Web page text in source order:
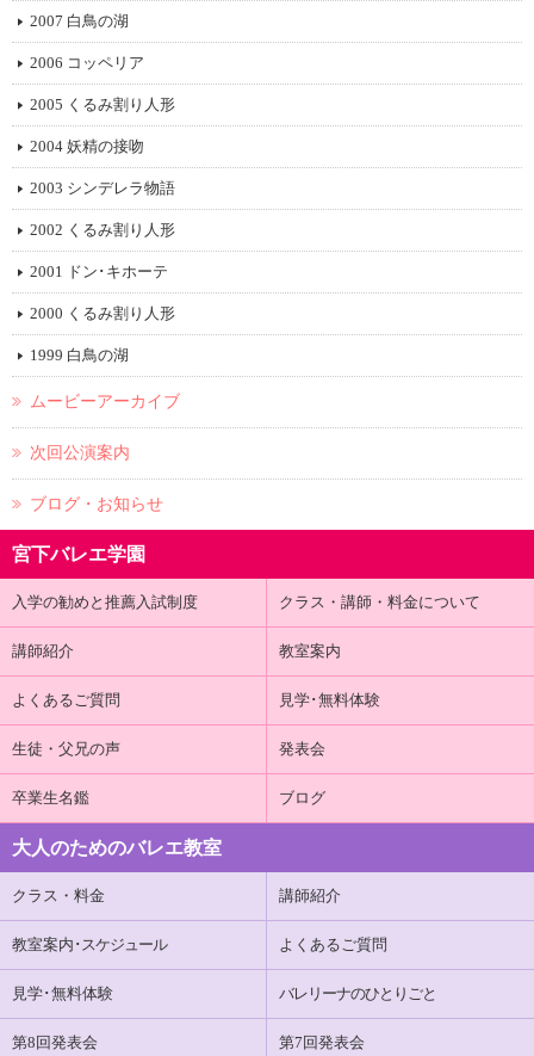
2007 白鳥の湖
2006 コッペリア
2005 くるみ割り人形
2004 妖精の接吻
2003 シンデレラ物語
2002 くるみ割り人形
2001 ドン･キホーテ
2000 くるみ割り人形
1999 白鳥の湖
ムービーアーカイブ
次回公演案内
ブログ・お知らせ
宮下バレエ学園
入学の勧めと推薦入試制度 クラス・講師・料金について
講師紹介 教室案内
よくあるご質問 見学･無料体験
生徒・父兄の声 発表会
卒業生名鑑 ブログ
大人のためのバレエ教室
クラス・料金 講師紹介
教室案内 ･スケジュール よくあるご質問
見学･無料体験 バレリーナのひとりごと
第8回発表会 第7回発表会